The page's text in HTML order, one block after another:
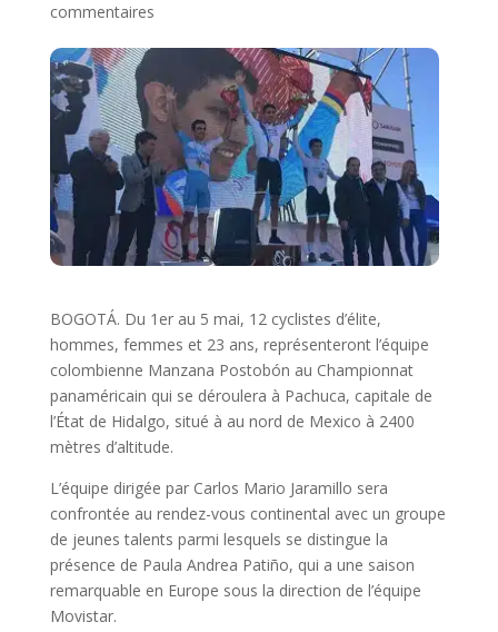
commentaires
BOGOTÁ. Du 1er au 5 mai, 12 cyclistes d’élite,
hommes, femmes et 23 ans, représenteront l’équipe
colombienne Manzana Postobón au Championnat
panaméricain qui se déroulera à Pachuca, capitale de
l’État de Hidalgo, situé à au nord de Mexico à 2400
mètres d’altitude.
L’équipe dirigée par Carlos Mario Jaramillo sera
confrontée au rendez-vous continental avec un groupe
de jeunes talents parmi lesquels se distingue la
présence de Paula Andrea Patiño, qui a une saison
remarquable en Europe sous la direction de l’équipe
Movistar.